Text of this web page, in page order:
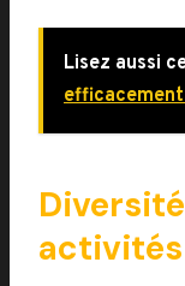
Lisez aussi
efficacement